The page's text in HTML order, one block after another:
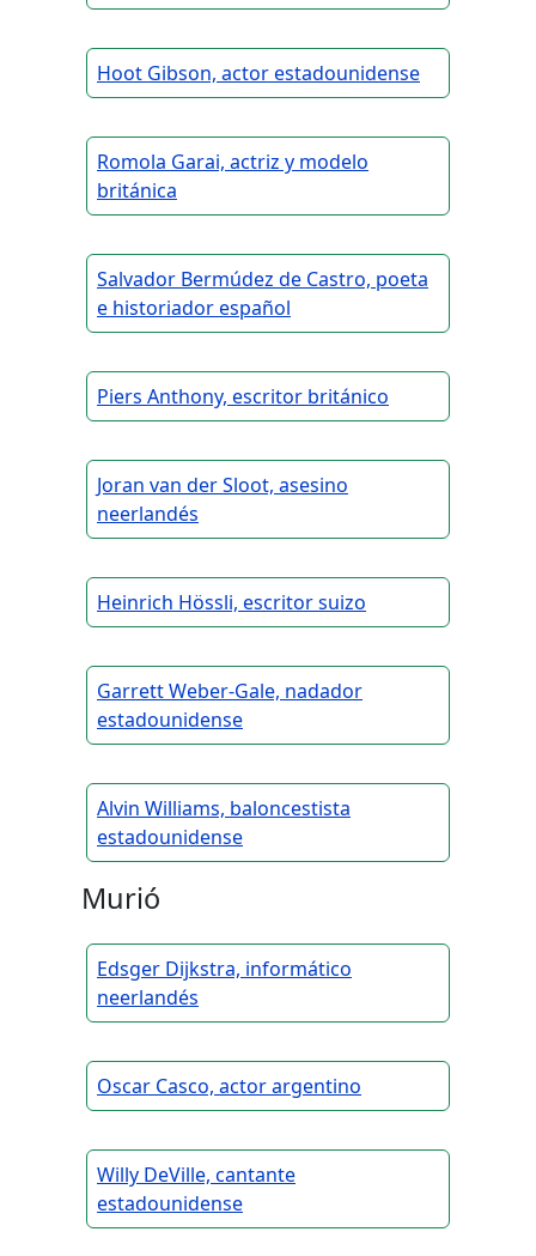
Hoot Gibson, actor estadounidense
Romola Garai, actriz y modelo
británica
Salvador Bermúdez de Castro, poeta
e historiador español
Piers Anthony, escritor británico
Joran van der Sloot, asesino
neerlandés
Heinrich Hössli, escritor suizo
Garrett Weber-Gale, nadador
estadounidense
Alvin Williams, baloncestista
estadounidense
Murió
Edsger Dijkstra, informático
neerlandés
Oscar Casco, actor argentino
Willy DeVille, cantante
estadounidense